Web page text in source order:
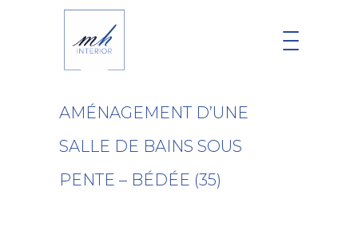
AMÉNAGEMENT D’UNE
SALLE DE BAINS SOUS
PENTE – BÉDÉE (35)